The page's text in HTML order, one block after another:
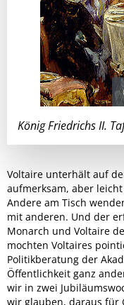
König Friedrichs II.
Voltaire unterhält auf
aufmerksam, aber
Andere am Tisch
mit anderen. Und der
Monarch und Voltaire
mochten Voltaires
Politikberatung der
Öffentlichkeit ganz
wir in zwei
wir glauben, daraus für